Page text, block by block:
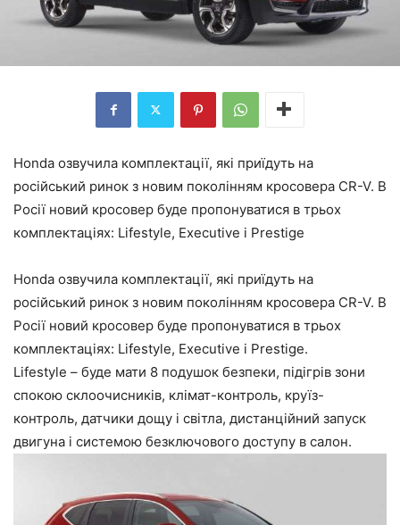
Honda озвучила комплектації, які приїдуть на
російський ринок з новим поколінням кросовера CR-V. В
Росії новий кросовер буде пропонуватися в трьох
комплектаціях: Lifestyle, Executive і Prestige
Honda озвучила комплектації, які приїдуть на
російський ринок з новим поколінням кросовера CR-V. В
Росії новий кросовер буде пропонуватися в трьох
комплектаціях: Lifestyle, Executive і Prestige.
Lifestyle – буде мати 8 подушок безпеки, підігрів зони
спокою склоочисників, клімат-контроль, круїз-
контроль, датчики дощу і світла, дистанційний запуск
двигуна і системою безключового доступу в салон.